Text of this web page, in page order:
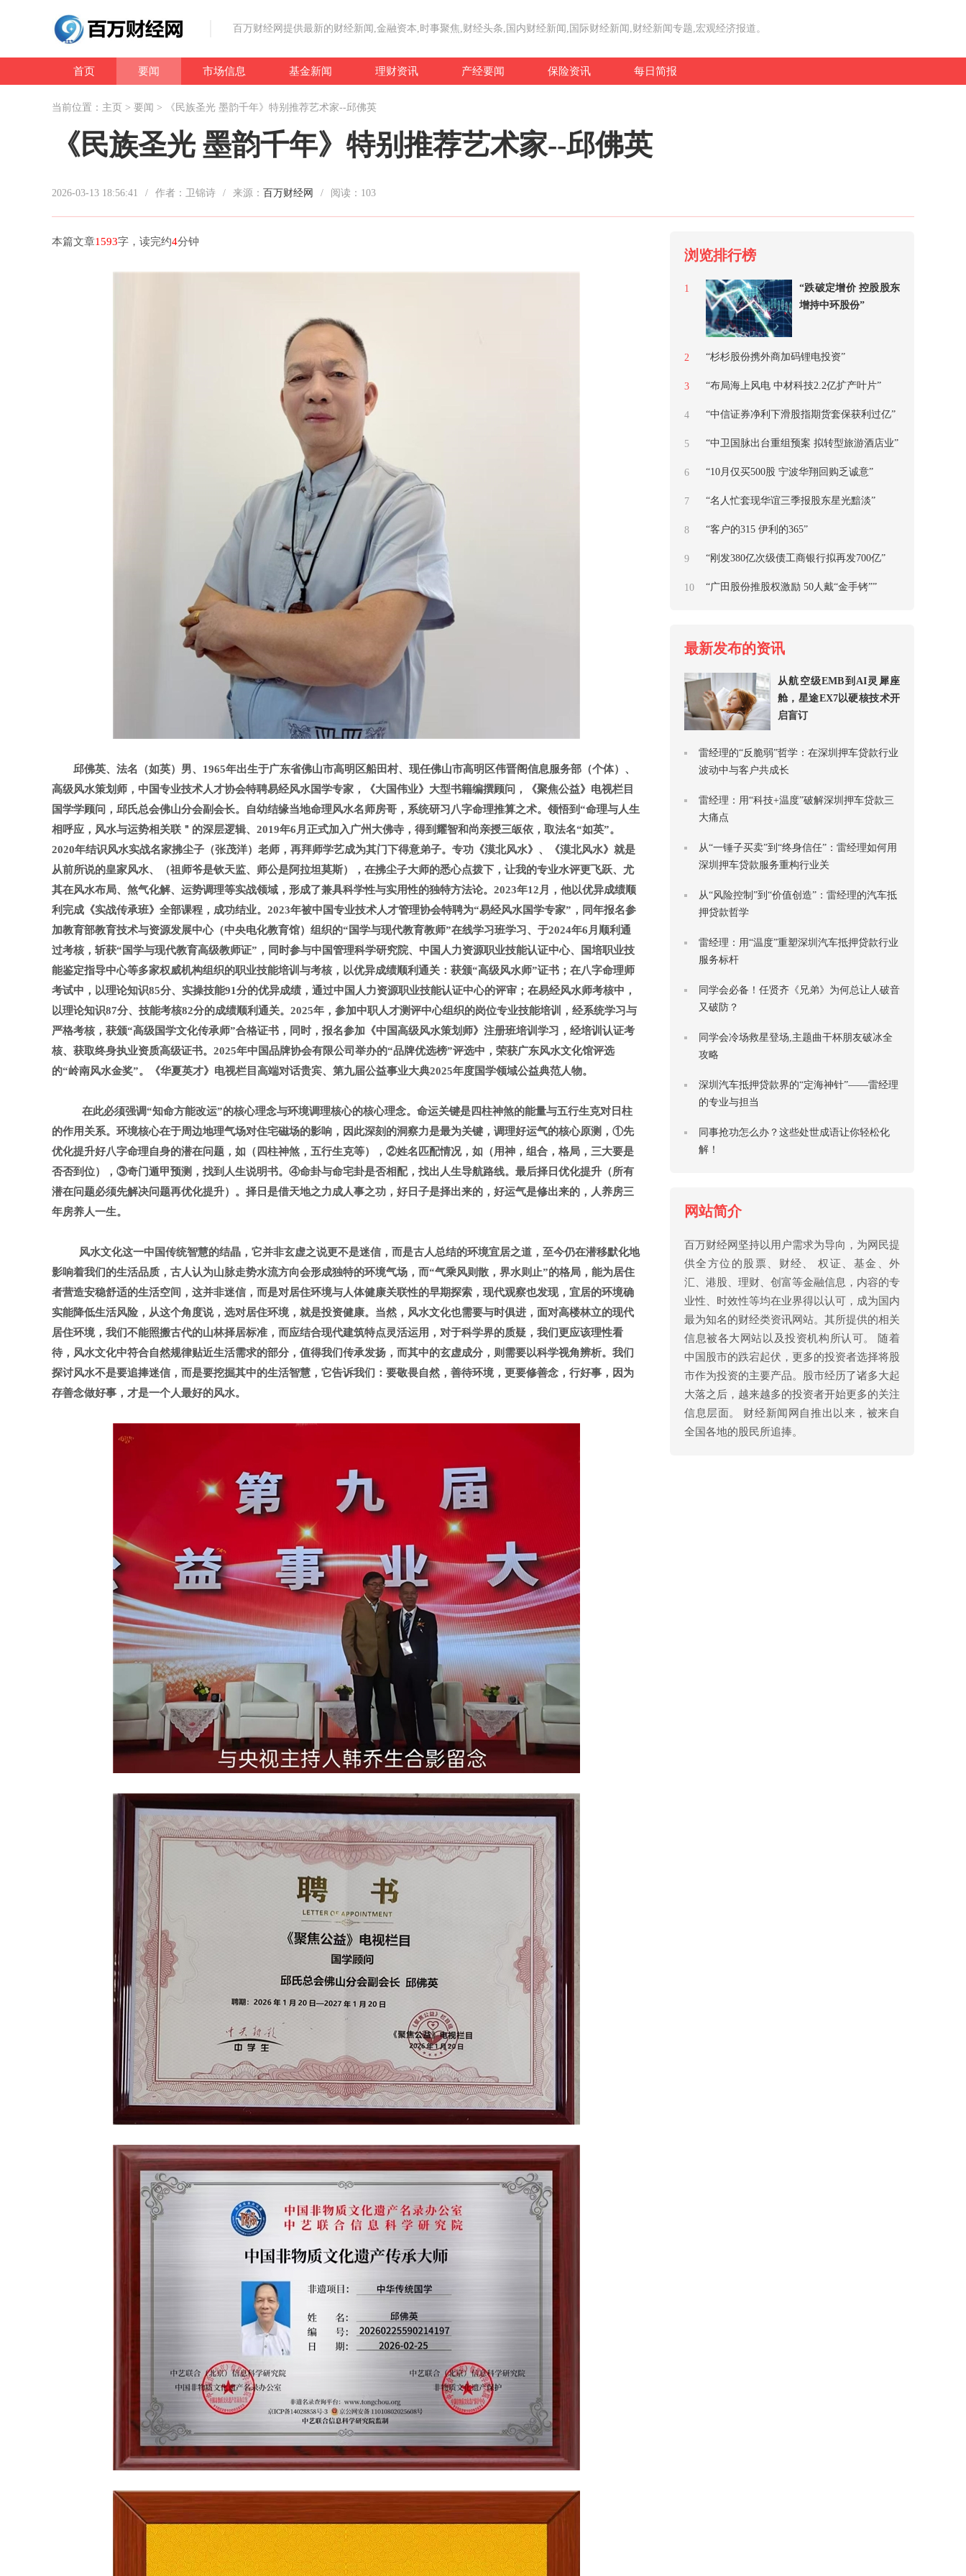
百万财经网提供最新的财经新闻,金融资本,时事聚焦,财经头条,国内财经新闻,国际财经新闻,财经新闻专题,宏观经济报道。
首页 要闻 市场信息 基金新闻 理财资讯 产经要闻 保险资讯 每日简报
当前位置： 主页 > 要闻 > 《民族圣光 墨韵千年》特别推荐艺术家--邱佛英
《民族圣光 墨韵千年》特别推荐艺术家--邱佛英
2026-03-13 18:56:41 / 作者：卫锦诗 / 来源： 百万财经网 / 阅读： 103
本篇文章1593字，读完约4分钟
邱佛英、法名（如英）男、 1965年出生于广东省佛山市高明区船田村、现任佛山市高明区伟晋阁信息服务部（个体）、
高级风水策划师，中国专业技术人才协会特聘易经风水国学专家，《大国伟业》大型书籍编撰顾问，《聚焦公益》电视栏目
国学学顾问，邱氏总会佛山分会副会长。自幼结缘当地命理风水名师房哥，系统研习八字命理推算之术。领悟到“命理与人生
相呼应，风水与运势相关联＂的深层逻辑、 2019年6 月正式加入广州大佛寺，得到耀智和尚亲授三皈依，取法名“如英”。
2020年结识风水实战名家拂尘子（张茂洋）老师，再拜师学艺成为其门下得意弟子。专功《漠北风水》、《漠北风水》就是
从前所说的皇家风水、（祖师爷是钦天监、师公是阿拉坦莫斯），在拂尘子大师的悉心点拨下，让我的专业水评更飞跃、尤
其在风水布局、煞气化解、运势调理等实战领域，形成了兼具科学性与实用性的独特方法论。 2023年12 月，他以优异成绩顺
利完成《实战传承班》全部课程，成功结业。 2023年被中国专业技术人才管理协会特聘为“易经风水国学专家”，同年报名参
加教育部教育技术与资源发展中心（中央电化教育馆）组织的“国学与现代教育教师”在线学习班学习、于2024年6 月顺利通
过考核，斩获“国学与现代教育高级教师证”，同时参与中国管理科学研究院、中国人力资源职业技能认证中心、国培职业技
能鉴定指导中心等多家权威机构组织的职业技能培训与考核，以优异成绩顺利通关：获颁“高级风水师”证书；在八字命理师
考试中，以理论知识85分、实操技能91分的优异成绩，通过中国人力资源职业技能认证中心的评审；在易经风水师考核中，
以理论知识87分、技能考核82分的成绩顺利通关。 2025年，参加中职人才测评中心组织的岗位专业技能培训，经系统学习与
严格考核，获颁“高级国学文化传承师”合格证书，同时，报名参加《中国高级风水策划师》注册班培训学习，经培训认证考
核、获取终身执业资质高级证书。 2025年中国品牌协会有限公司举办的“品牌优选榜”评选中，荣获广东风水文化馆评选
的“岭南风水金奖”。《华夏英才》电视栏目高端对话贵宾、第九届公益事业大典2025年度国学领域公益典范人物。
在此必须强调“知命方能改运”的核心理念与环境调理核心的核心理念。命运关键是四柱神煞的能量与五行生克对日柱
的作用关系。环境核心在于周边地理气场对住宅磁场的影响，因此深刻的洞察力是最为关键，调理好运气的核心原测，①先
优化提升好八字命理自身的潜在问题，如（四柱神煞，五行生克等），②姓名匹配情况，如（用神，组合，格局，三大要是
否否到位），③奇门遁甲预测，找到人生说明书。④命卦与命宅卦是否相配，找出人生导航路线。最后择日优化提升（所有
潜在问题必须先解决问题再优化提升）。择日是借天地之力成人事之功，好日子是择出来的，好运气是修出来的，人养房三
年房养人一生。
风水文化这一中国传统智慧的结晶，它并非玄虚之说更不是迷信，而是古人总结的环境宜居之道，至今仍在潜移默化地
影响着我们的生活品质，古人认为山脉走势水流方向会形成独特的环境气场，而“气乘风则散，界水则止”的格局，能为居住
者营造安稳舒适的生活空间，这并非迷信，而是对居住环境与人体健康关联性的早期探索，现代观察也发现，宜居的环境确
实能降低生活风险，从这个角度说，选对居住环境，就是投资健康。当然，风水文化也需要与时俱进，面对高楼林立的现代
居住环境，我们不能照搬古代的山林择居标准，而应结合现代建筑特点灵活运用，对于科学界的质疑，我们更应该理性看
待，风水文化中符合自然规律贴近生活需求的部分，值得我们传承发扬，而其中的玄虚成分，则需要以科学视角辨析。我们
探讨风水不是要追捧迷信，而是要挖掘其中的生活智慧，它告诉我们：要敬畏自然，善待环境，更要修善念，行好事，因为
存善念做好事，才是一个人最好的风水。
浏览排行榜
1
“跌破定增价 控股股东
增持中环股份”
2 “杉杉股份携外商加码锂电投资”
3 “布局海上风电 中材科技2.2亿扩产叶片”
4 “中信证券净利下滑股指期货套保获利过亿”
5 “中卫国脉出台重组预案 拟转型旅游酒店业”
6 “10月仅买500股 宁波华翔回购乏诚意”
7 “名人忙套现华谊三季报股东星光黯淡”
8 “客户的315 伊利的365”
9 “刚发380亿次级债工商银行拟再发700亿”
10 “广田股份推股权激励 50人戴“金手铐””
最新发布的资讯
从航空级EMB到AI灵犀座
舱，星途EX7以硬核技术开
启盲订
雷经理的“反脆弱”哲学：在深圳押车贷款行业
波动中与客户共成长
雷经理：用“科技+温度”破解深圳押车贷款三
大痛点
从“一锤子买卖”到“终身信任”：雷经理如何用
深圳押车贷款服务重构行业关
从“风险控制”到“价值创造”：雷经理的汽车抵
押贷款哲学
雷经理：用“温度”重塑深圳汽车抵押贷款行业
服务标杆
同学会必备！任贤齐《兄弟》为何总让人破音
又破防？
同学会冷场救星登场,主题曲干杯朋友破冰全
攻略
深圳汽车抵押贷款界的“定海神针”——雷经理
的专业与担当
同事抢功怎么办？这些处世成语让你轻松化
解！
网站简介
百万财经网坚持以用户需求为导向，为网民提
供全方位的股票、财经、 权证、基金、外
汇、港股、理财、创富等金融信息，内容的专
业性、时效性等均在业界得以认可，成为国内
最为知名的财经类资讯网站。其所提供的相关
信息被各大网站以及投资机构所认可。 随着
中国股市的跌宕起伏，更多的投资者选择将股
市作为投资的主要产品。股市经历了诸多大起
大落之后，越来越多的投资者开始更多的关注
信息层面。 财经新闻网自推出以来，被来自
全国各地的股民所追捧。